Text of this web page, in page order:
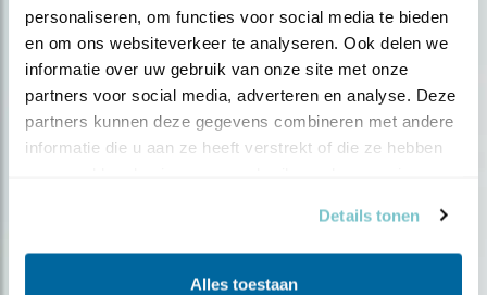
personaliseren, om functies voor social media te bieden
en om ons websiteverkeer te analyseren. Ook delen we
informatie over uw gebruik van onze site met onze
partners voor social media, adverteren en analyse. Deze
partners kunnen deze gegevens combineren met andere
informatie die u aan ze heeft verstrekt of die ze hebben
Details tonen
Alles toestaan